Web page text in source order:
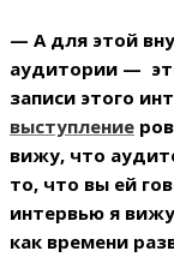
— А для этой
аудитории —
записи этого
выступление
вижу, что
то, что вы ей
интервью я
как времени